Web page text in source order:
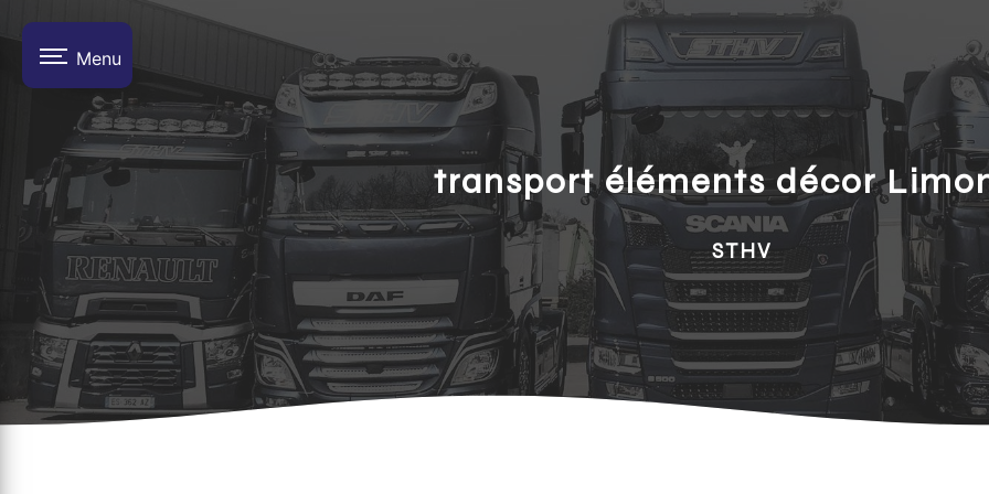
Menu
transport éléments décor
STHV
Panneau de gestion des cookies